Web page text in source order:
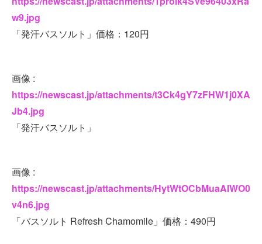
w9.jpg
「発汗バスソルト」価格：120円
画像 :
https://newscast.jp/attachments/t3Ck4gY7zFHW1j0XA
Jb4.jpg
「発汗バスソルト」
画像 :
https://newscast.jp/attachments/HytWtOCbMuaAIWO0
v4n6.jpg
「バスソルト Refresh Chamomile」価格：490円